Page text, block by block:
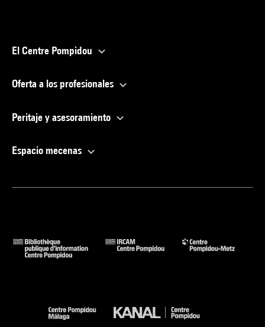
El Centre Pompidou
Oferta a los profesionales
Peritaje y asesoramiento
Espacio mecenas